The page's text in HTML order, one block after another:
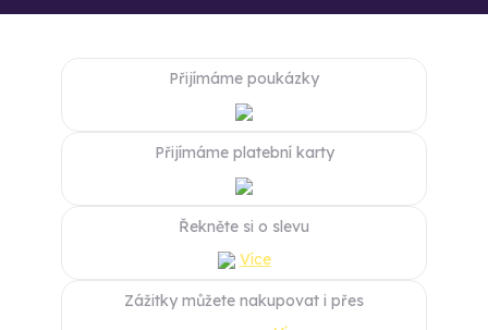
Přijímáme poukázky
Přijímáme platební karty
Řekněte si o slevu
Více
Zážitky můžete nakupovat i přes